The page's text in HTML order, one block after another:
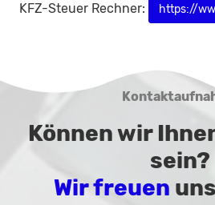
KFZ-Steuer Rechner: https://
Können wir
sein?
Wir freuen